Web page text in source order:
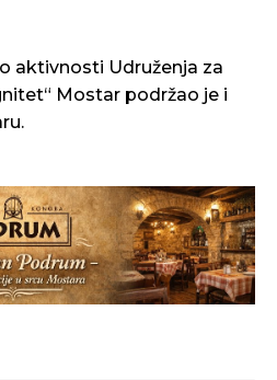
aktivnosti Udruženja za
Mostar podržao je i